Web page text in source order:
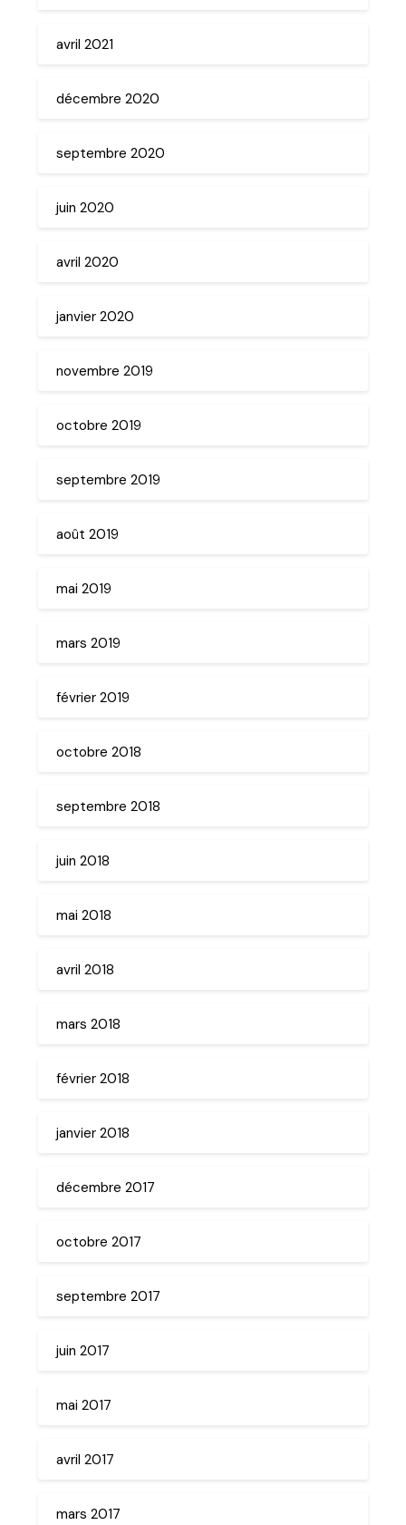
avril 2021
décembre 2020
septembre 2020
juin 2020
avril 2020
janvier 2020
novembre 2019
octobre 2019
septembre 2019
août 2019
mai 2019
mars 2019
février 2019
octobre 2018
septembre 2018
juin 2018
mai 2018
avril 2018
mars 2018
février 2018
janvier 2018
décembre 2017
octobre 2017
septembre 2017
juin 2017
mai 2017
avril 2017
mars 2017